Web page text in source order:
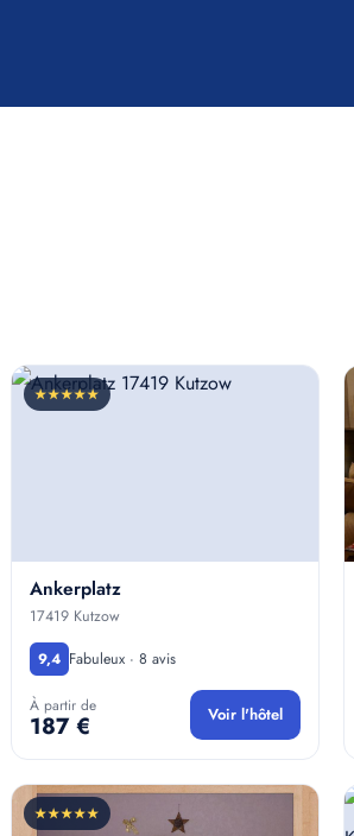
★★★★★
Ankerplatz
17419 Kutzow
9,4 Fabuleux · 8 avis
À partir de
187 € Voir l'hôtel
★★★★★